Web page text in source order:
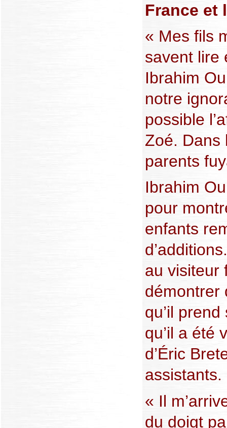
France et
« Mes fils
savent lire
Ibrahim
notre
possible
Zoé. Dans
parents
Ibrahim
pour
enfants
au visiteur
démontrer
qu’il
qu’il a été
d’Éric
assistants.
« Il
du doigt